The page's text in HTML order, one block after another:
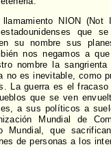
llamamiento NION
que
su nombre sus
nos negamos a
nombre la
no es inevitable, como
La guerra es el
que se ven
a sus políticos a
Mundial de
Mundial, que
de personas a los